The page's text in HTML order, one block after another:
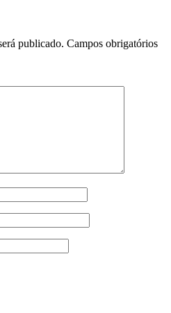
publicado. Campos obrigatórios